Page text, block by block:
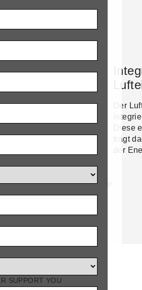
SUPPORT YOU
auf differenzierte
1600-M verfügt über eine
direkt in den Tierbereich.
im Sommer große
Der
Diese
trägt
der